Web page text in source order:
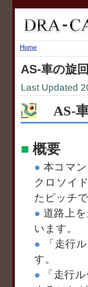
Home
AS-車の旋
Last Updated
AS-車
■ 概要
● 本コマ
クロソイ
たピッチ
● 道路上
います。
●
「走行
す。
● 「走行